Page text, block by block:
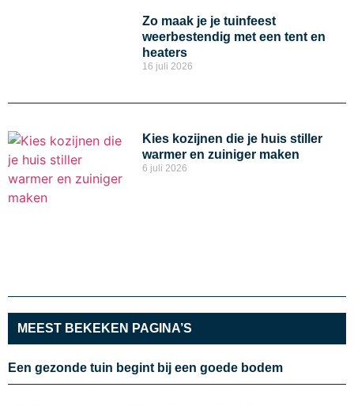
Zo maak je je tuinfeest
weerbestendig met een tent en
heaters
16 juli 2026
Kies kozijnen die je huis stiller
warmer en zuiniger maken
6 juli 2026
MEEST BEKEKEN PAGINA’S
Een gezonde tuin begint bij een goede bodem